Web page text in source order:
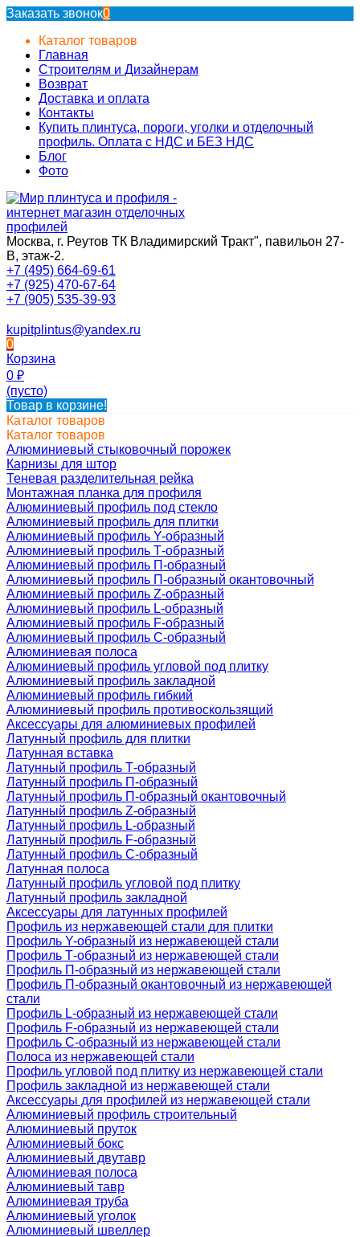
Заказать звонок0
Каталог товаров
Главная
Строителям и Дизайнерам
Возврат
Доставка и оплата
Контакты
Купить плинтуса, пороги, уголки и отделочный
профиль. Оплата с НДС и БЕЗ НДС
Блог
Фото
Москва, г. Реутов ТК Владимирский Тракт", павильон 27-
В, этаж-2.
+7 (495) 664-69-61
+7 (925) 470-67-64
+7 (905) 535-39-93
kupitplintus@yandex.ru
0
Корзина
0 ₽
(пусто)
Товар в корзине!
Каталог товаров
Каталог товаров
Алюминиевый стыковочный порожек
Карнизы для штор
Теневая разделительная рейка
Монтажная планка для профиля
Алюминиевый профиль под стекло
Алюминиевый профиль для плитки
Алюминиевый профиль Y-образный
Алюминиевый профиль Т-образный
Алюминиевый профиль П-образный
Алюминиевый профиль П-образный окантовочный
Алюминиевый профиль Z-образный
Алюминиевый профиль L-образный
Алюминиевый профиль F-образный
Алюминиевый профиль C-образный
Алюминиевая полоса
Алюминиевый профиль угловой под плитку
Алюминиевый профиль закладной
Алюминиевый профиль гибкий
Алюминиевый профиль противоскользящий
Аксессуары для алюминиевых профилей
Латунный профиль для плитки
Латунная вставка
Латунный профиль Т-образный
Латунный профиль П-образный
Латунный профиль П-образный окантовочный
Латунный профиль Z-образный
Латунный профиль L-образный
Латунный профиль F-образный
Латунный профиль C-образный
Латунная полоса
Латунный профиль угловой под плитку
Латунный профиль закладной
Аксессуары для латунных профилей
Профиль из нержавеющей стали для плитки
Профиль Y-образный из нержавеющей стали
Профиль Т-образный из нержавеющей стали
Профиль П-образный из нержавеющей стали
Профиль П-образный окантовочный из нержавеющей
стали
Профиль L-образный из нержавеющей стали
Профиль F-образный из нержавеющей стали
Профиль C-образный из нержавеющей стали
Полоса из нержавеющей стали
Профиль угловой под плитку из нержавеющей стали
Профиль закладной из нержавеющей стали
Аксессуары для профилей из нержавеющей стали
Алюминиевый профиль строительный
Алюминиевый пруток
Алюминиевый бокс
Алюминиевый двутавр
Алюминиевая полоса
Алюминиевый тавр
Алюминиевая труба
Алюминиевый уголок
Алюминиевый швеллер